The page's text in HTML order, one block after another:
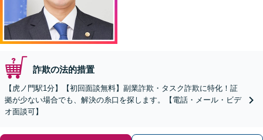
詐欺の法的措置
【虎ノ門駅1分】【初回面談無料】副業詐欺・タスク詐欺に特化！証
拠が少ない場合でも、解決の糸口を探します。【電話・メール・ビデ
オ面談可】